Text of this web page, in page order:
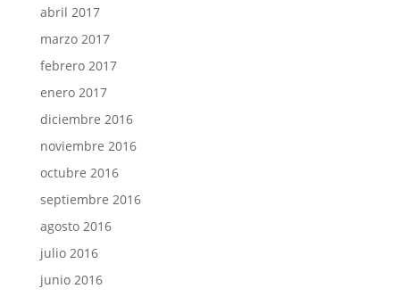
abril 2017
marzo 2017
febrero 2017
enero 2017
diciembre 2016
noviembre 2016
octubre 2016
septiembre 2016
agosto 2016
julio 2016
junio 2016